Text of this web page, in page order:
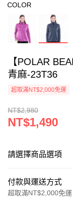
COLOR
【POLAR
青麻-23T36
超取滿NT$2,000免運
NT$2,980
NT$1,490
請選擇商品選項
付款與運送方式
超取滿NT$2,000免運